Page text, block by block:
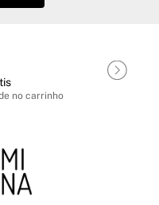
no carrinho